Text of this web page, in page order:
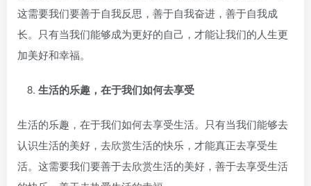
这需要我们要善于自我反思，善于自我奋进，善于自我成
长。只有当我们能够成为更好的自己，才能让我们的人生更
加美好和幸福。
生活的乐趣，在于我们如何去享受
生活的乐趣，在于我们如何去享受生活。只有当我们能够去
认识生活的美好，去欣赏生活的快乐，才能真正去享受生
活。这需要我们要善于去欣赏生活的美好，善于去享受生活